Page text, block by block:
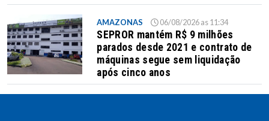
AMAZONAS 06/08/2026 as 11:34
SEPROR mantém R$ 9 milhões
parados desde 2021 e contrato de
máquinas segue sem liquidação
após cinco anos